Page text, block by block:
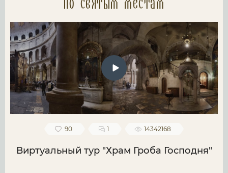
по святым местам
90 1 14342168
Виртуальный тур "Храм Гроба Господня"